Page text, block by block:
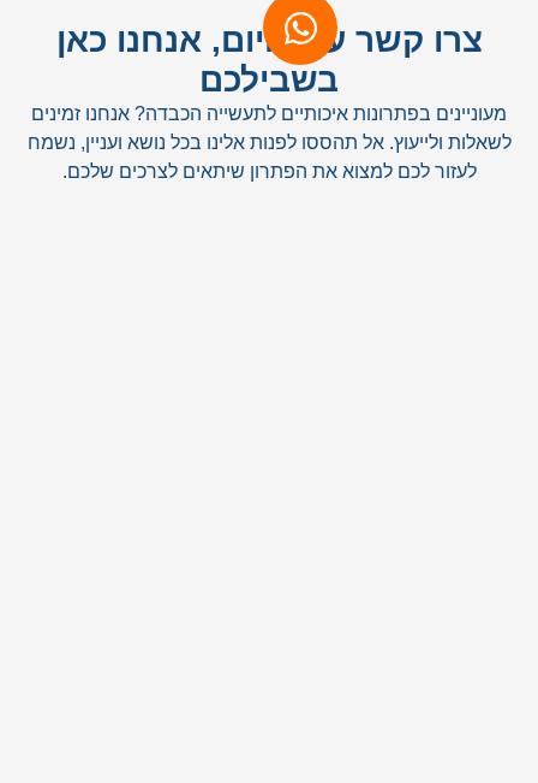
צרו קשר עוד היום, אנחנו כאן
בשבילכם
מעוניינים בפתרונות איכותיים לתעשייה הכבדה? אנחנו זמינים
לשאלות ולייעוץ. אל תהססו לפנות אלינו בכל נושא ועניין, נשמח
לעזור לכם למצוא את הפתרון שיתאים לצרכים שלכם.